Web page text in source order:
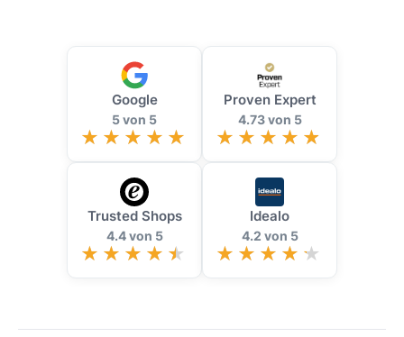
Google
5 von 5
Proven Expert
4.73 von 5
Trusted Shops
4.4 von 5
Idealo
4.2 von 5